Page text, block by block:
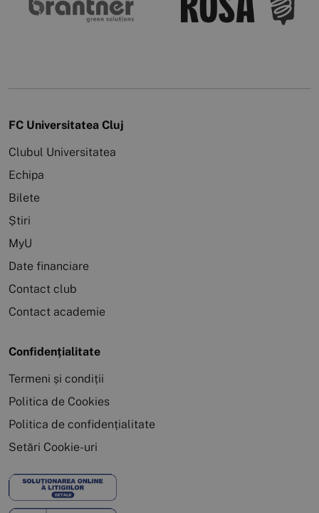
FC Universitatea Cluj
Clubul Universitatea
Echipa
Bilete
Știri
MyU
Date financiare
Contact club
Contact academie
Confidențialitate
Termeni și condiții
Politica de Cookies
Politica de confidențialitate
Setări Cookie-uri